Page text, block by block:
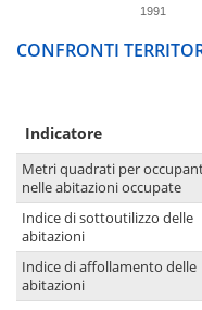
1991
CONFRONTI
Indicatore
Metri quadrati per
nelle abitazioni occupate
Indice di sottoutilizzo delle
abitazioni
Indice di affollamento delle
abitazioni